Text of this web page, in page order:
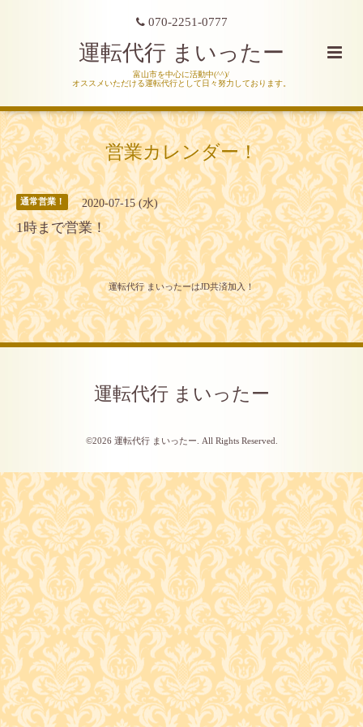
070-2251-0777
運転代行 まいったー
富山市を中心に活動中(^^)/
オススメいただける運転代行として日々努力しております。
営業カレンダー！
通常営業！ 2020-07-15 (水)
1時まで営業！
運転代行 まいったーはJD共済加入！
運転代行 まいったー
©2026 運転代行 まいったー . All Rights Reserved.